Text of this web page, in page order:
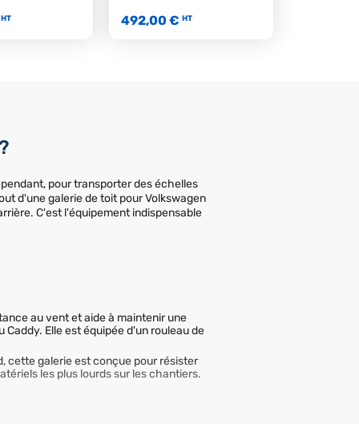
HT
492,00 € HT
pour transporter des échelles
d'une galerie de toit pour Volkswagen
C'est l'équipement indispensable
au vent et aide à maintenir une
Elle est équipée d'un rouleau de
cette galerie est conçue pour résister
les plus lourds sur les chantiers.